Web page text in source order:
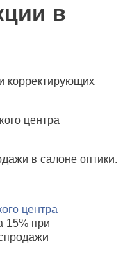
в
корректирующих
центра
в салоне оптики.
центра
15% при